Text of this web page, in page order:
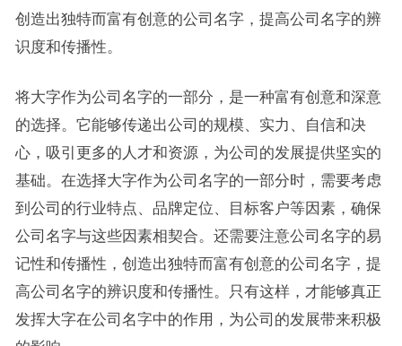
创造出独特而富有创意的公司名字，提高公司名字的辨
识度和传播性。
将大字作为公司名字的一部分，是一种富有创意和深意
的选择。它能够传递出公司的规模、实力、自信和决
心，吸引更多的人才和资源，为公司的发展提供坚实的
基础。在选择大字作为公司名字的一部分时，需要考虑
到公司的行业特点、品牌定位、目标客户等因素，确保
公司名字与这些因素相契合。还需要注意公司名字的易
记性和传播性，创造出独特而富有创意的公司名字，提
高公司名字的辨识度和传播性。只有这样，才能够真正
发挥大字在公司名字中的作用，为公司的发展带来积极